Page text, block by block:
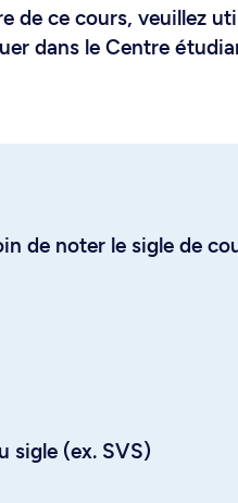
de ce cours, veuillez
dans le Centre
de noter le sigle de
sigle (ex. SVS)